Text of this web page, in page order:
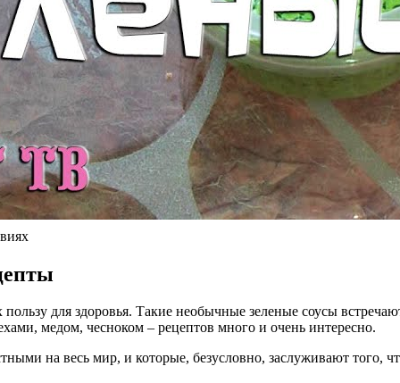
для здоровья. Такие необычные зеленые соусы
медом, чесноком – рецептов много и очень интересно.
на весь мир, и которые, безусловно, заслуживают того,